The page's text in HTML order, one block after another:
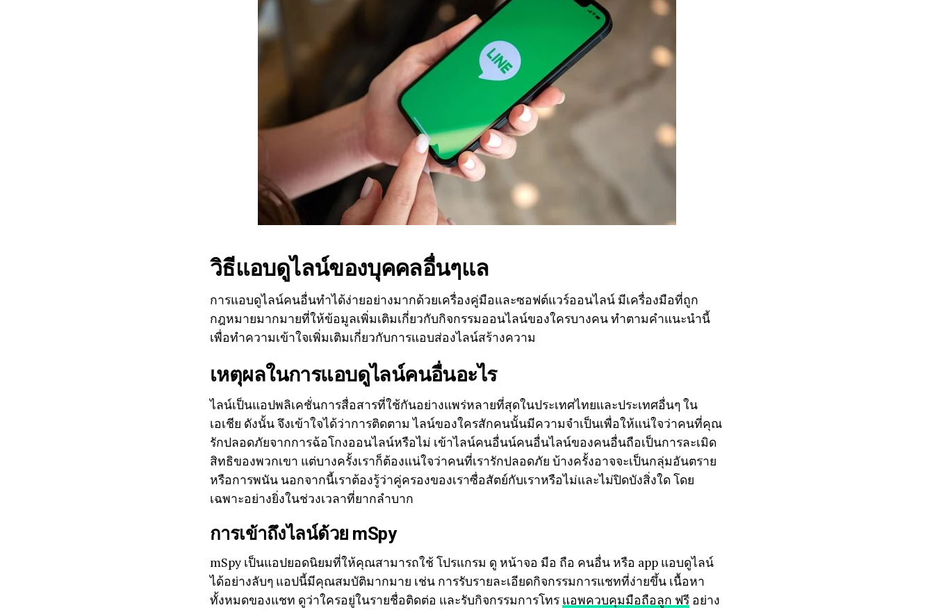
วิธีแอบดูไลน์ของบุคคลอื่นๆแล
การแอบดูไลน์คนอื่นทำได้ง่ายอย่างมากด้วยเครื่องคู่มือและซอฟต์แวร์ออนไลน์ มีเครื่องมือที่ถูก
กฎหมายมากมายที่ให้ข้อมูลเพิ่มเติมเกี่ยวกับกิจกรรมออนไลน์ของใครบางคน ทำตามคำแนะนำนี้
เพื่อทำความเข้าใจเพิ่มเติมเกี่ยวกับการแอบส่องไลน์สร้างความ
เหตุผลในการแอบดูไลน์คนอื่นอะไร
ไลน์เป็นแอปพลิเคชั่นการสื่อสารที่ใช้กันอย่างแพร่หลายที่สุดในประเทศไทยและประเทศอื่นๆ ใน
เอเชีย ดังนั้น จึงเข้าใจได้ว่าการติดตาม ไลน์ของใครสักคนนั้นมีความจำเป็นเพื่อให้แน่ใจว่าคนที่คุณ
รักปลอดภัยจากการฉ้อโกงออนไลน์หรือไม่ เข้าไลน์คนอื่นน์คนอื่นไลน์ของคนอื่นถือเป็นการละเมิด
สิทธิของพวกเขา แต่บางครั้งเราก็ต้องแน่ใจว่าคนที่เรารักปลอดภัย บ้างครั้งอาจจะเป็นกลุ่มอันตราย
หรือการพนัน นอกจากนี้เราต้องรู้ว่าคู่ครองของเราซื่อสัตย์กับเราหรือไม่และไม่ปิดบังสิ่งใด โดย
เฉพาะอย่างยิ่งในช่วงเวลาที่ยากลำบาก
การเข้าถึงไลน์ด้วย mSpy
mSpy เป็นแอปยอดนิยมที่ให้คุณสามารถใช้ โปรแกรม ดู หน้าจอ มือ ถือ คนอื่น หรือ app แอบดูไลน์
ได้อย่างลับๆ แอปนี้มีคุณสมบัติมากมาย เช่น การรับรายละเอียดกิจกรรมการแชทที่ง่ายขึ้น เนื้อหา
ทั้งหมดของแชท ดูว่าใครอยู่ในรายชื่อติดต่อ และรับกิจกรรมการโทร แอพควบคุมมือถือลูก ฟรี อย่าง